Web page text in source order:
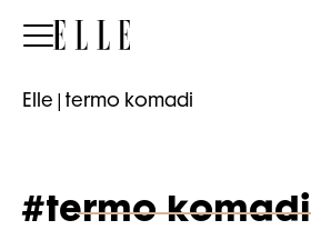
Elle
Elle termo komadi
#termo komadi